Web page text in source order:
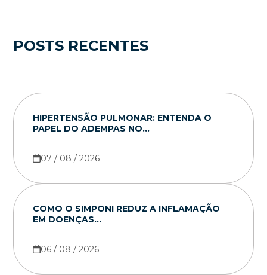
POSTS RECENTES
HIPERTENSÃO PULMONAR: ENTENDA O
PAPEL DO ADEMPAS NO...
07 / 08 / 2026
COMO O SIMPONI REDUZ A INFLAMAÇÃO
EM DOENÇAS...
06 / 08 / 2026